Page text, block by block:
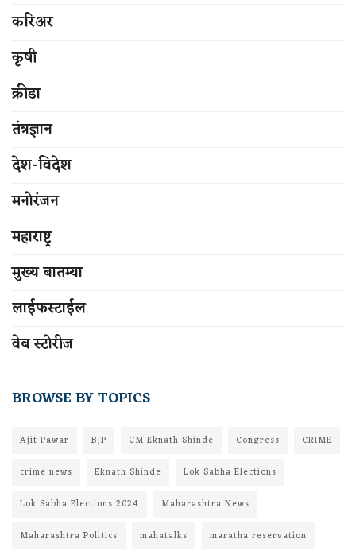
करिअर
कृषी
क्रीडा
तंत्रज्ञान
देश-विदेश
मनोरंजन
महाराष्ट्र
मुख्य बातम्या
लाईफस्टाईल
वेब स्टोरीज
BROWSE BY TOPICS
Ajit Pawar BJP CM Eknath Shinde Congress
CRIME
crime news
Eknath Shinde
Lok Sabha Elections
Lok Sabha Elections 2024
Maharashtra News
Maharashtra Politics
mahatalks maratha reservation